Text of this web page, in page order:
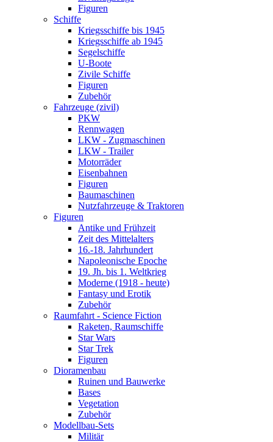
Figuren
Schiffe
Kriegsschiffe bis 1945
Kriegsschiffe ab 1945
Segelschiffe
U-Boote
Zivile Schiffe
Figuren
Zubehör
Fahrzeuge (zivil)
PKW
Rennwagen
LKW - Zugmaschinen
LKW - Trailer
Motorräder
Eisenbahnen
Figuren
Baumaschinen
Nutzfahrzeuge & Traktoren
Figuren
Antike und Frühzeit
Zeit des Mittelalters
16.-18. Jahrhundert
Napoleonische Epoche
19. Jh. bis 1. Weltkrieg
Moderne (1918 - heute)
Fantasy und Erotik
Zubehör
Raumfahrt - Science Fiction
Raketen, Raumschiffe
Star Wars
Star Trek
Figuren
Dioramenbau
Ruinen und Bauwerke
Bases
Vegetation
Zubehör
Modellbau-Sets
Militär